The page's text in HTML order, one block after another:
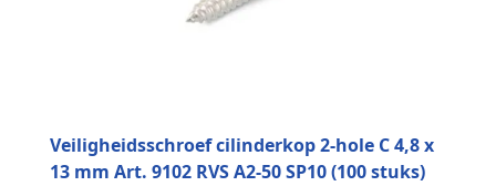
Veiligheidsschroef cilinderkop 2-hole C 4,8 x
13 mm Art. 9102 RVS A2-50 SP10 (100 stuks)